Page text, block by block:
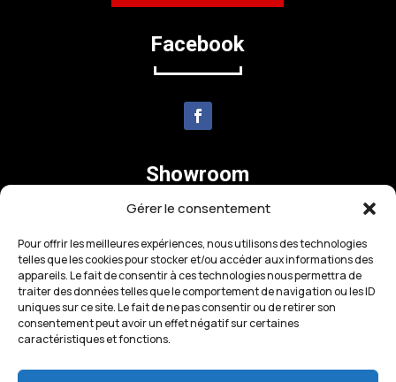
Gérer le consentement
Pour offrir les meilleures expériences, nous utilisons des technologies
telles que les cookies pour stocker et/ou accéder aux informations des
appareils. Le fait de consentir à ces technologies nous permettra de
traiter des données telles que le comportement de navigation ou les ID
uniques sur ce site. Le fait de ne pas consentir ou de retirer son
consentement peut avoir un effet négatif sur certaines
caractéristiques et fonctions.
Facebook
Showroom